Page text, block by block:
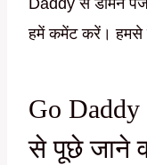
Daddy से डोमेन
हमें कमेंट करें। हमसे
Go Daddy
से पूछे जाने